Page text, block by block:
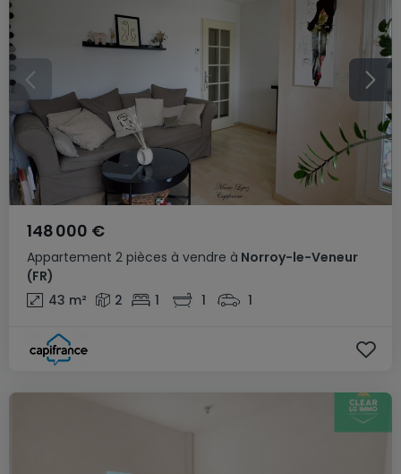
Appartement 2 pièces à vendre à Norroy-le-Veneur
(FR)
148 000 €
43 m² 2 1 1 1